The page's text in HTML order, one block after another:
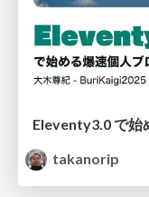
Eleventy3.0 で始
takanorip